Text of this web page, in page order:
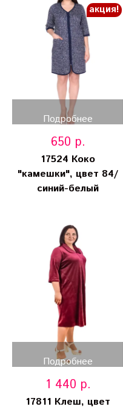
Подробнее
акция!
650 р.
17524 Коко
"камешки", цвет 84/
синий-белый
Подробнее
1 440 р.
17811 Клеш, цвет